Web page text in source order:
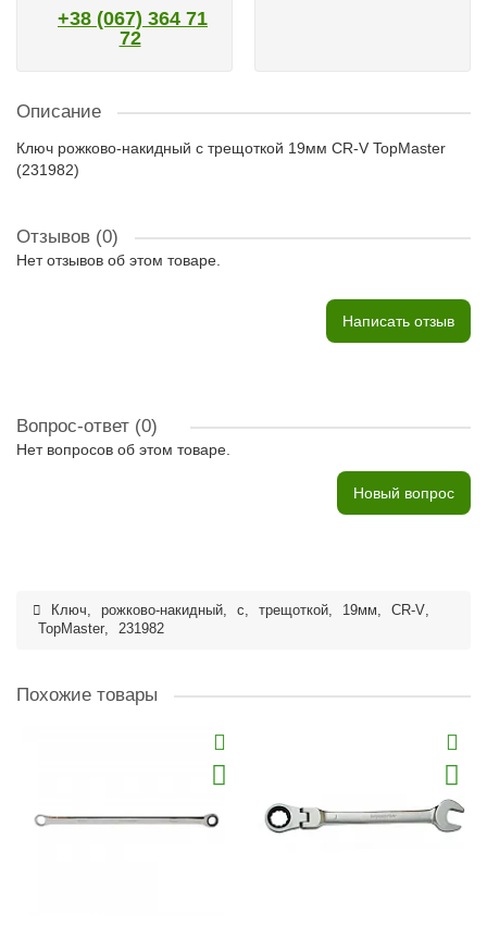
+38 (067) 364 71
72
Описание
Ключ рожково-накидный с трещоткой 19мм CR-V TopMaster
(231982)
Отзывов (0)
Нет отзывов об этом товаре.
Написать отзыв
Вопрос-ответ (0)
Нет вопросов об этом товаре.
Новый вопрос
Ключ, рожково-накидный, с, трещоткой, 19мм, CR-V,
TopMaster, 231982
Похожие товары